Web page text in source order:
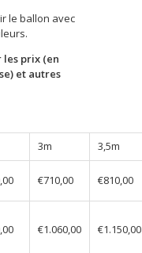
le ballon avec
les prix (en
et autres
3m
3,5m
€710,00 €810,00
€1.060,00 €1.150,00